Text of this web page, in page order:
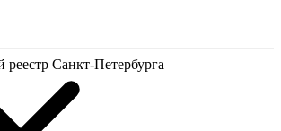
реестр Санкт-Петербурга